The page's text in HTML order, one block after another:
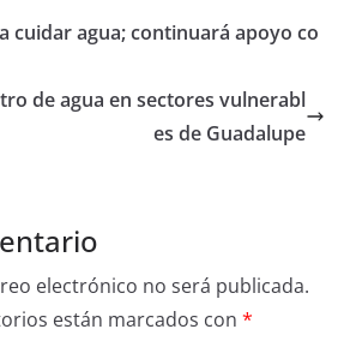
ecuidar agua; continuará apoyo co
de agua en sectores vulnerabl
es de Guadalupe
electrónico no será publicada.
están marcados con *